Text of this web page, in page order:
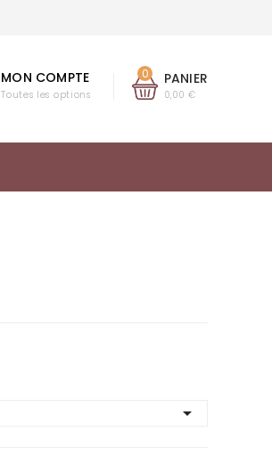
PANIER
0
0,00 €
MON COMPTE
Toutes les options
